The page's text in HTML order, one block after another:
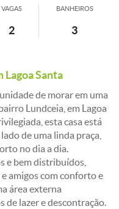
VAGAS
2
BANHEIROS
3
Lagoa Santa
de morar em uma
Lundceia, em Lagoa
esta casa está
de uma linda praça,
no dia a dia.
e bem distribuídos,
amigos com conforto e
área externa
de lazer e descontração.